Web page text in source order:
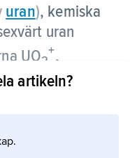
uran), kemiska
uran
UO2
+,
2
2+,
artikeln?